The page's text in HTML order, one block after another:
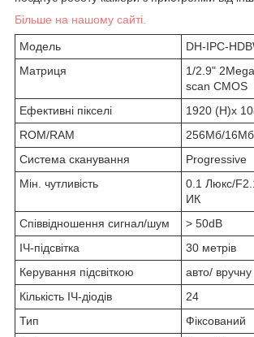
Більше на нашому сайті.
Модель
DH-IPC-
Матриця
1/2.9"
scan CMOS
Ефективні пікселі
1920 (H)x
ROM/RAM
256Мб/16Мб
Система сканування
Progressive
Мін. чутливість
0.1 Люкс/
ИК
Співвідношення сигнал/шум
> 50dB
ІЧ-підсвітка
30 метрів
Керування підсвіткою
авто/ вручну
Кількість ІЧ-діодів
24
Тип
Фіксований